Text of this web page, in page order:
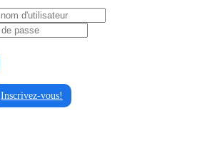
Inscrivez-vous!